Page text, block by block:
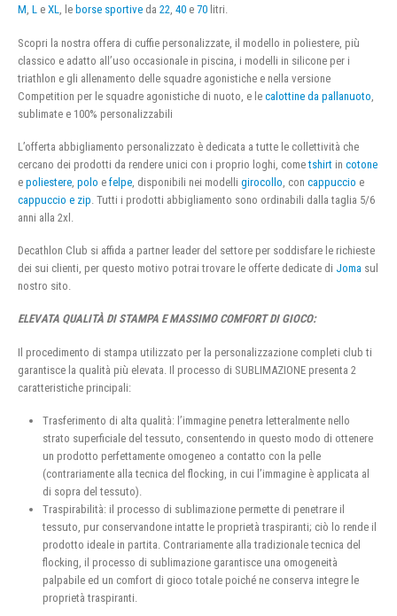
M, L e XL, le borse sportive da 22, 40 e 70 litri.
Scopri la nostra offera di cuffie personalizzate, il modello in poliestere, più
classico e adatto all’uso occasionale in piscina, i modelli in silicone per i
triathlon e gli allenamento delle squadre agonistiche e nella versione
Competition per le squadre agonistiche di nuoto, e le calottine da pallanuoto
sublimate e 100% personalizzabili
L’offerta abbigliamento personalizzato è dedicata a tutte le collettività che
cercano dei prodotti da rendere unici con i proprio loghi, cometshirt in cotone
e poliestere polo e felpe , disponibili nei modelli girocollo , con cappuccio e
cappuccio e zip . Tutti i prodotti abbigliamento sono ordinabili dalla taglia 5/6
anni alla 2xl.
Decathlon Club si affida a partner leader del settore per soddisfare le richieste
dei sui clienti, per questo motivo potrai trovare le offerte dedicate di Joma sul
nostro sito.
ELEVATA QUALITÀ DI STAMPA E MASSIMO COMFORT DI GIOCO:
Il procedimento di stampa utilizzato per la personalizzazione completi club ti
garantisce la qualità più elevata. Il processo di SUBLIMAZIONE presenta 2
caratteristiche principali:
Trasferimento di alta qualità: l’immagine penetra letteralmente nello
strato superficiale del tessuto, consentendo in questo modo di ottenere
un prodotto perfettamente omogeneo a contatto con la pelle
(contrariamente alla tecnica del flocking, in cui l’immagine è applicata al
di sopra del tessuto).
Traspirabilità: il processo di sublimazione permette di penetrare il
tessuto, pur conservandone intatte le proprietà traspiranti; ciò lo rende il
prodotto ideale in partita. Contrariamente alla tradizionale tecnica del
flocking, il processo di sublimazione garantisce una omogeneità
palpabile ed un comfort di gioco totale poiché ne conserva integre le
proprietà traspiranti.